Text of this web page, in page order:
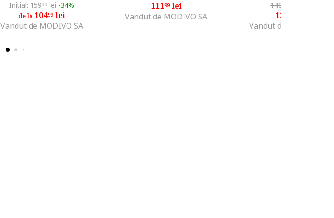
Initial: 15999 lei -34%
de la 10499lei
Vandut de MODIVO SA
11199lei
Vandut de MODIVO SA
140
130
Vandut de MODIVO SA